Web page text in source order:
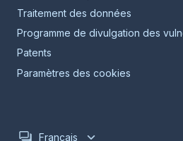
Traitement des données
Programme de divulgation des
Patents
Paramètres des cookies
Français